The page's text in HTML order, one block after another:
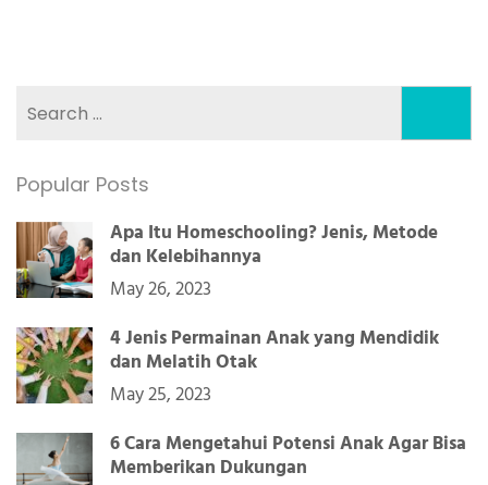
Popular Posts
Apa Itu Homeschooling? Jenis, Metode
dan Kelebihannya
May 26, 2023
4 Jenis Permainan Anak yang Mendidik
dan Melatih Otak
May 25, 2023
6 Cara Mengetahui Potensi Anak Agar Bisa
Memberikan Dukungan